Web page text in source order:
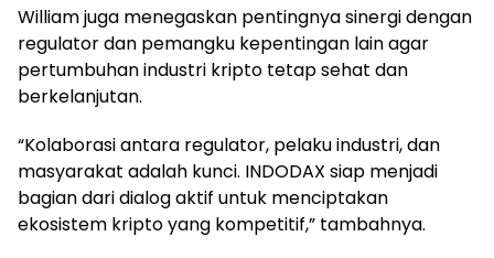
William juga menegaskan pentingnya sinergi dengan
regulator dan pemangku kepentingan lain agar
pertumbuhan industri kripto tetap sehat dan
berkelanjutan.
“Kolaborasi antara regulator, pelaku industri, dan
masyarakat adalah kunci. INDODAX siap menjadi
bagian dari dialog aktif untuk menciptakan
ekosistem kripto yang kompetitif,” tambahnya.